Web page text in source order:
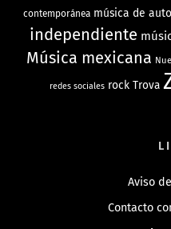
contemporánea música de
independiente
Música mexicana
redes sociales rock Trova
Aviso
Contacto